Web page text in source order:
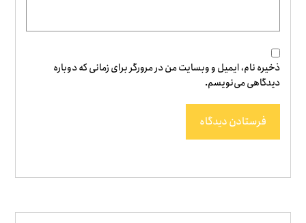
ذخیره نام، ایمیل و وبسایت من در مرورگر برای زمانی که دوباره
دیدگاهی می‌نویسم.
فرستادن دیدگاه